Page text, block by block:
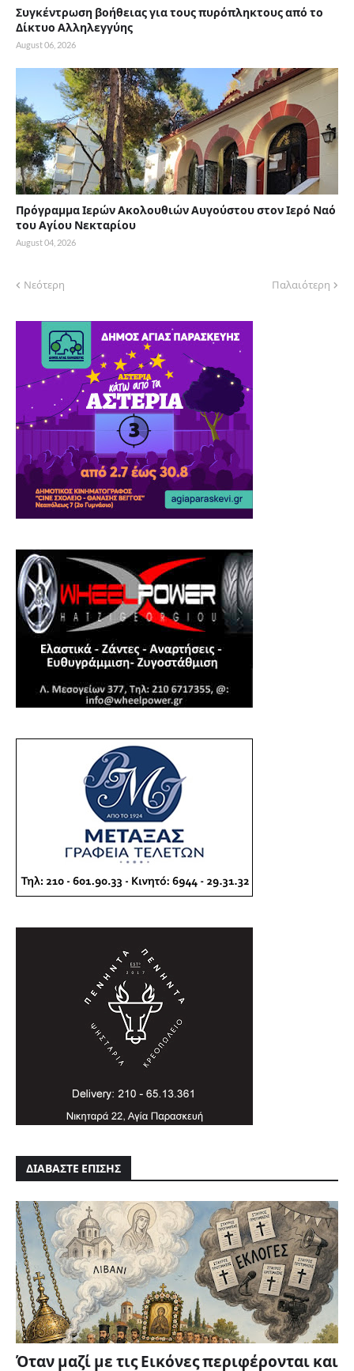
Συγκέντρωση βοήθειας για τους πυρόπληκτους από το
Δίκτυο Αλληλεγγύης
August 06, 2026
Πρόγραμμα Ιερών Ακολουθιών Αυγούστου στον Ιερό Ναό
του Αγίου Νεκταρίου
August 04, 2026
Νεότερη Παλαιότερη
ΔΙΑΒΑΣΤΕ ΕΠΙΣΗΣ
Όταν μαζί με τις Εικόνες περιφέρονται και